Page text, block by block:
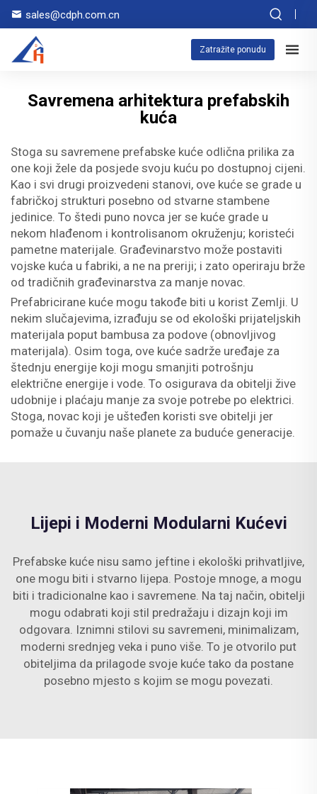
sales@cdph.com.cn
Zatražite ponudu
Savremena arhitektura prefabskih
kuća
Stoga su savremene prefabske kuće odlična prilika za
one koji žele da posjede svoju kuću po dostupnoj cijeni.
Kao i svi drugi proizvedeni stanovi, ove kuće se grade u
fabričkoj strukturi posebno od stvarne stambene
jedinice. To štedi puno novca jer se kuće grade u
nekom hlađenom i kontrolisanom okruženju; koristeći
pametne materijale. Građevinarstvo može postaviti
vojske kuća u fabriki, a ne na preriji; i zato operiraju brže
od tradičnih građevinarstva za manje novac.
Prefabricirane kuće mogu takođe biti u korist Zemlji. U
nekim slučajevima, izrađuju se od ekološki prijateljskih
materijala poput bambusa za podove (obnovljivog
materijala). Osim toga, ove kuće sadrže uređaje za
štednju energije koji mogu smanjiti potrošnju
električne energije i vode. To osigurava da obitelji žive
udobnije i plaćaju manje za svoje potrebe po elektrici.
Stoga, novac koji je ušteđen koristi sve obitelji jer
pomaže u čuvanju naše planete za buduće generacije.
Lijepi i Moderni Modularni Kućevi
Prefabske kuće nisu samo jeftine i ekološki prihvatljive,
one mogu biti i stvarno lijepa. Postoje mnoge, a mogu
biti i tradicionalne kao i savremene. Na taj način, obitelji
mogu odabrati koji stil predražaju i dizajn koji im
odgovara. Iznimni stilovi su savremeni, minimalizam,
moderni srednjeg veka i puno više. To je otvorilo put
obiteljima da prilagode svoje kuće tako da postane
posebno mjesto s kojim se mogu povezati.